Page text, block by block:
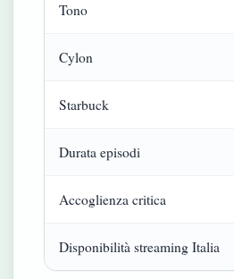
Tono
Cylon
Starbuck
Durata episodi
Accoglienza critica
Disponibilità streaming Italia